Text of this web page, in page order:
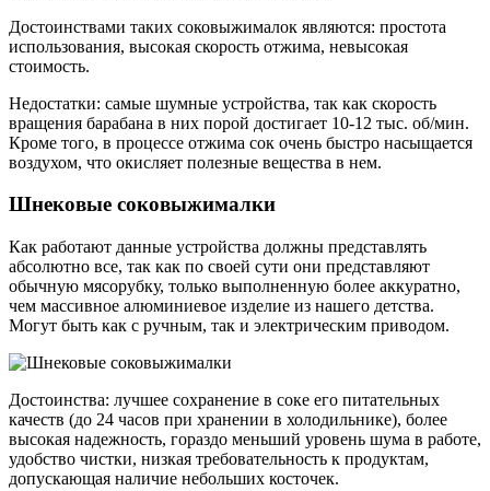
Достоинствами таких соковыжималок являются: простота
использования, высокая скорость отжима, невысокая
стоимость.
Недостатки: самые шумные устройства, так как скорость
вращения барабана в них порой достигает 10-12 тыс. об/мин.
Кроме того, в процессе отжима сок очень быстро насыщается
воздухом, что окисляет полезные вещества в нем.
Шнековые соковыжималки
Как работают данные устройства должны представлять
абсолютно все, так как по своей сути они представляют
обычную мясорубку, только выполненную более аккуратно,
чем массивное алюминиевое изделие из нашего детства.
Могут быть как с ручным, так и электрическим приводом.
Достоинства: лучшее сохранение в соке его питательных
качеств (до 24 часов при хранении в холодильнике), более
высокая надежность, гораздо меньший уровень шума в работе,
удобство чистки, низкая требовательность к продуктам,
допускающая наличие небольших косточек.